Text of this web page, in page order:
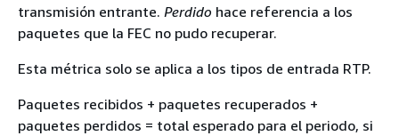
transmisión entrante. Perdido hace referencia a los
paquetes que la FEC no pudo recuperar.
Esta métrica solo se aplica a los tipos de entrada RTP.
Paquetes recibidos + paquetes recuperados +
paquetes perdidos = total esperado para el periodo, si